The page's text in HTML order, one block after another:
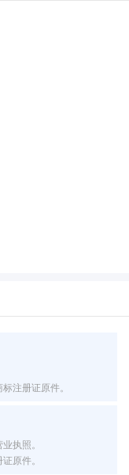
注册证原件。
执照。
原件。